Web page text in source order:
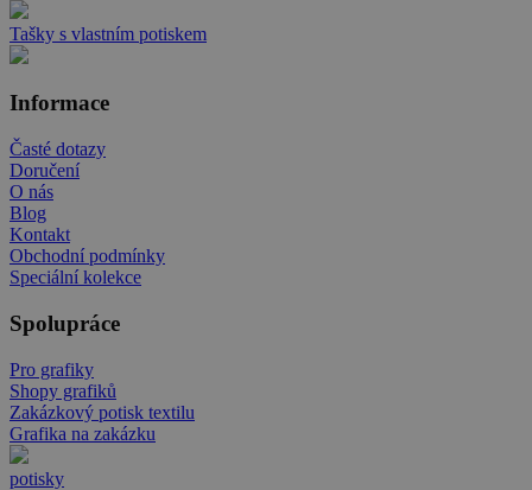
Tašky s vlastním potiskem
Informace
Časté dotazy
Doručení
O nás
Blog
Kontakt
Obchodní podmínky
Speciální kolekce
Spolupráce
Pro grafiky
Shopy grafiků
Zakázkový potisk textilu
Grafika na zakázku
potisky